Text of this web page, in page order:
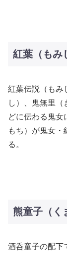
紅葉（もみ
紅葉伝説（もみ
し）、鬼無里
どに伝わる鬼女
もち）が鬼女
る。
熊童子（く
酒呑童子の配下